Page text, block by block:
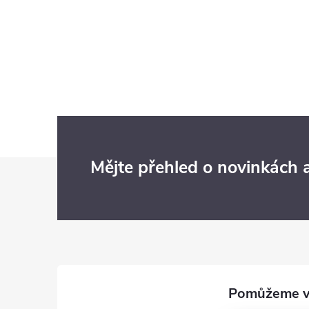
Mějte přehled o novinkách